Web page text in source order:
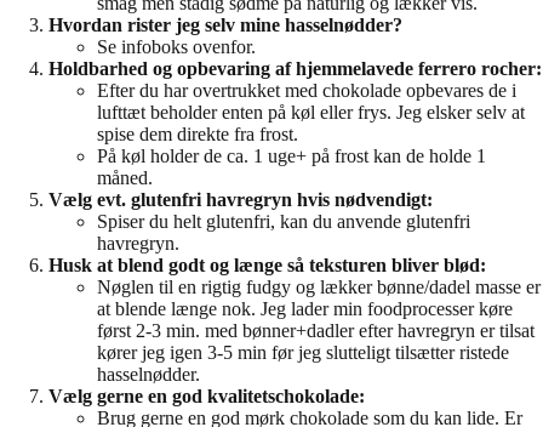
Hvordan rister jeg selv mine hasselnødder?
Se infoboks ovenfor.
Holdbarhed og opbevaring af hjemmelavede ferrero rocher:
Efter du har overtrukket med chokolade opbevares de i
lufttæt beholder enten på køl eller frys. Jeg elsker selv at
spise dem direkte fra frost.
På køl holder de ca. 1 uge+ på frost kan de holde 1
måned.
Vælg evt. glutenfri havregryn hvis nødvendigt:
Spiser du helt glutenfri, kan du anvende glutenfri
havregryn.
Husk at blend godt og længe så teksturen bliver blød:
Nøglen til en rigtig fudgy og lækker bønne/dadel masse er
at blende længe nok. Jeg lader min foodprocesser køre
først 2-3 min. med bønner+dadler efter havregryn er tilsat
kører jeg igen 3-5 min før jeg slutteligt tilsætter ristede
hasselnødder.
Vælg gerne en god kvalitetschokolade:
Brug gerne en god mørk chokolade som du kan lide. Er